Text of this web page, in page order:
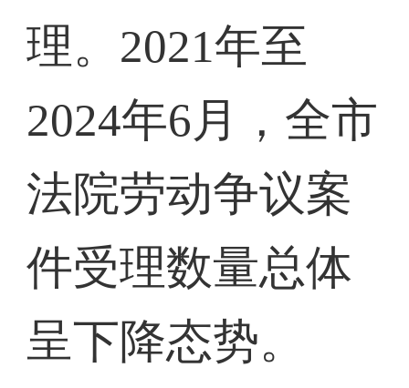
理。2021年至
2024年6月，全市
法院劳动争议案
件受理数量总体
呈下降态势。